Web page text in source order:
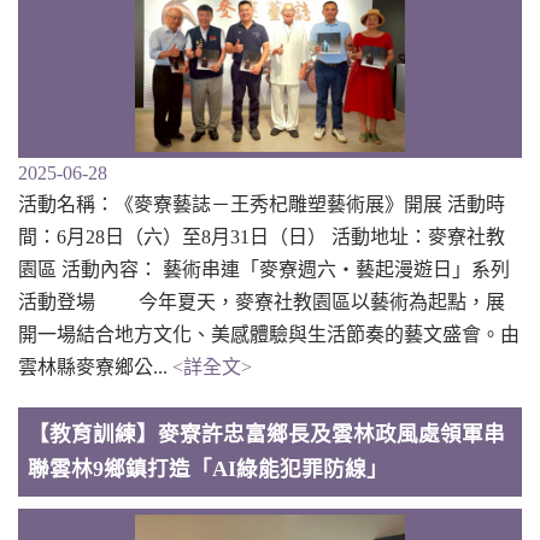
2025-06-28
活動名稱：《麥寮藝誌－王秀杞雕塑藝術展》開展 活動時
間：6月28日（六）至8月31日（日） 活動地址：麥寮社教
園區 活動內容： 藝術串連「麥寮週六・藝起漫遊日」系列
活動登場 今年夏天，麥寮社教園區以藝術為起點，展
開一場結合地方文化、美感體驗與生活節奏的藝文盛會。由
雲林縣麥寮鄉公... <詳全文>
【教育訓練】麥寮許忠富鄉長及雲林政風處領軍串
聯雲林9鄉鎮打造「AI綠能犯罪防線」